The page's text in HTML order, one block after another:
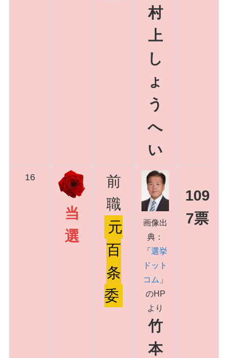
村
上
し
ょ
う
へ
い
16
当
選
前
職
元
百
条
委
画像出
典：
「選挙
ドット
コム 」
のHP
より
竹
本
109
7票